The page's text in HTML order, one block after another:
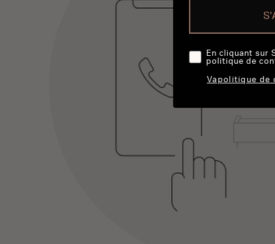
En cliquant sur
politique de
Vapolitique de